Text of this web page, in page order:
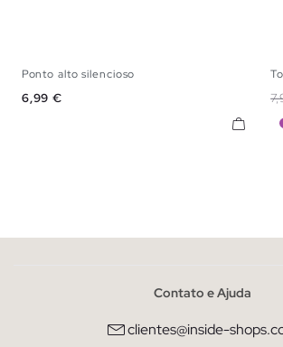
Ponto alto silencioso
Preço
6,99 €
Contato e Ajuda
clientes@inside-